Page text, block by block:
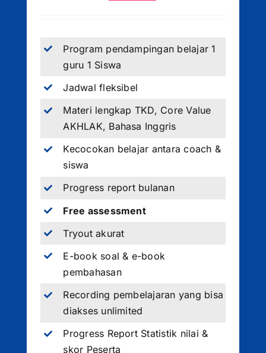
Program pendampingan belajar 1
guru 1 Siswa
Jadwal fleksibel
Materi lengkap TKD, Core Value
AKHLAK, Bahasa Inggris
Kecocokan belajar antara coach &
siswa
Progress report bulanan
Free assessment
Tryout akurat
E-book soal & e-book
pembahasan
Recording pembelajaran yang bisa
diakses unlimited
Progress Report Statistik nilai &
skor Peserta